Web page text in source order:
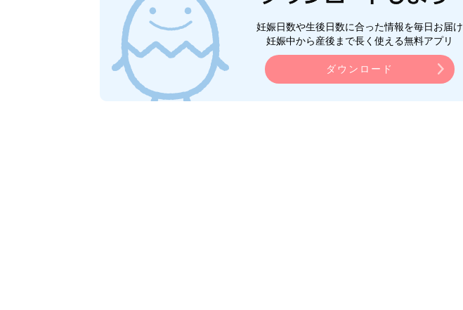
妊娠日数や生後日数に合った情報を毎日お届け
妊娠中から産後まで長く使える無料アプリ
ダウンロード